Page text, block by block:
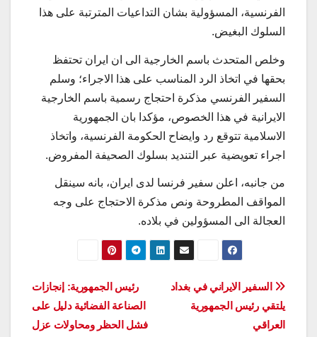
الفرنسية، المسؤولية بشان التداعيات المترتبة على هذا
السلوك البغيض.
وخلص المتحدث باسم الخارجية الى ان ايران تحتفظ
بحقها في اتخاذ الرد المناسب على هذا الاجراء؛ وسلم
السفير الفرنسي مذكرة احتجاج رسمية باسم الخارجية
الايرانية في هذا الخصوص، مؤكدا بان الجمهورية
الاسلامية تتوقع رد وايضاح الحكومة الفرنسية، واتخاذ
اجراء تعويضية عبر التنديد بسلوك الصحيفة المفروض.
من جانبه، اعلن سفير فرنسا لدى ايران، بانه سينقل
المواقف المطروحة ونص مذكرة الاحتجاج على وجه
العجالة الى المسؤولين في بلاده.
تصفّح
المقالات
رئيس الجمهورية: إنجازات
الصناعة الفضائية دليل على
فشل الحظر ومحاولات عزل
السفير الايراني في بغداد
يلتقي رئيس الجمهورية
العراقي